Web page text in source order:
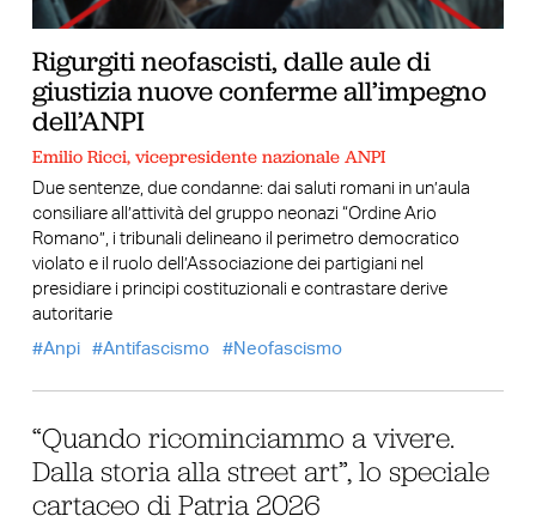
Rigurgiti neofascisti, dalle aule di
giustizia nuove conferme all’impegno
dell’ANPI
Emilio Ricci, vicepresidente nazionale ANPI
Due sentenze, due condanne: dai saluti romani in un’aula
consiliare all’attività del gruppo neonazi “Ordine Ario
Romano”, i tribunali delineano il perimetro democratico
violato e il ruolo dell’Associazione dei partigiani nel
presidiare i principi costituzionali e contrastare derive
autoritarie
Anpi
Antifascismo Neofascismo
“Quando ricominciammo a vivere.
Dalla storia alla street art”, lo speciale
cartaceo di Patria 2026